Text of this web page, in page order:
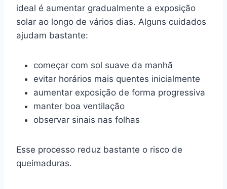
ideal é aumentar gradualmente a exposição
solar ao longo de vários dias. Alguns cuidados
ajudam bastante:
começar com sol suave da manhã
evitar horários mais quentes inicialmente
aumentar exposição de forma progressiva
manter boa ventilação
observar sinais nas folhas
Esse processo reduz bastante o risco de
queimaduras.